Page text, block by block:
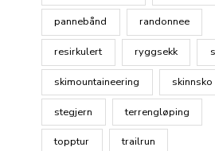
pannebånd randonnee
resirkulert ryggsekk
skimountaineering skinnsko
stegjern terrengløping
topptur trailrun